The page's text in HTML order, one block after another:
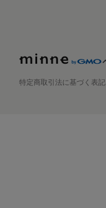
特定商取引法に基づく表記